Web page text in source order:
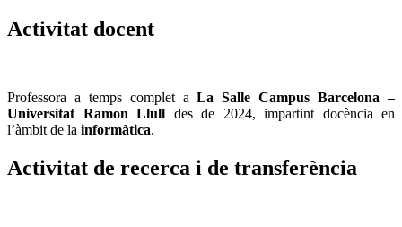
Activitat docent
Professora a temps complet aLa Salle Campus Barcelona –
Universitat Ramon Llull des de 2024, impartint docència en
l’àmbit de la informàtica.
Activitat de recerca i de transferència